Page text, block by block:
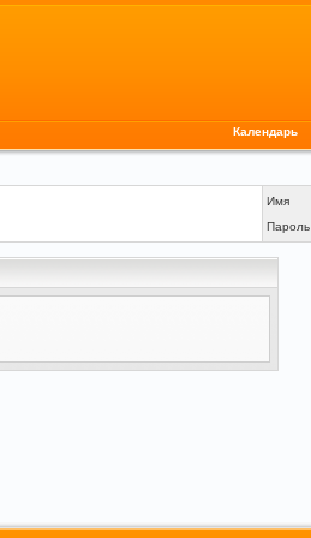
Календарь
Имя
Пароль